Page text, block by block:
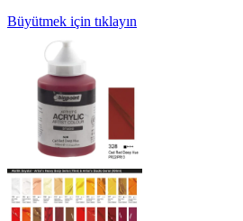
Büyütmek için tıklayın